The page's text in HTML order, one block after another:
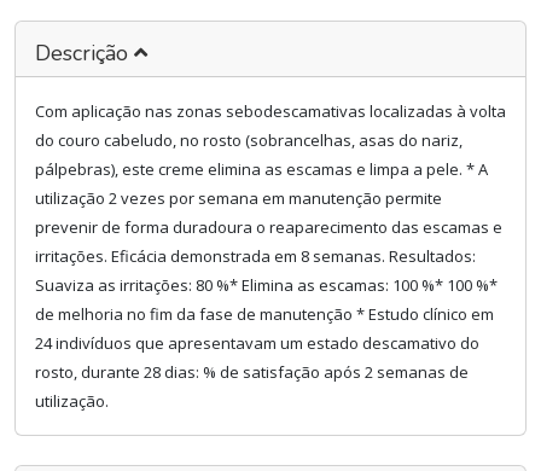
Descrição
Com aplicação nas zonas sebodescamativas localizadas à volta
do couro cabeludo, no rosto (sobrancelhas, asas do nariz,
pálpebras), este creme elimina as escamas e limpa a pele. * A
utilização 2 vezes por semana em manutenção permite
prevenir de forma duradoura o reaparecimento das escamas e
irritações. Eficácia demonstrada em 8 semanas. Resultados:
Suaviza as irritações: 80 %* Elimina as escamas: 100 %* 100 %*
de melhoria no fim da fase de manutenção * Estudo clínico em
24 indivíduos que apresentavam um estado descamativo do
rosto, durante 28 dias: % de satisfação após 2 semanas de
utilização.